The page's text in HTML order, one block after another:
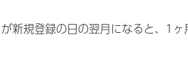
新規登録の日の翌月になると、1